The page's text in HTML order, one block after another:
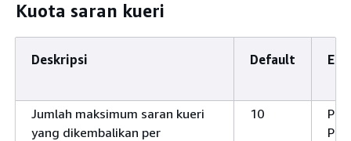
Kuota saran kueri
Deskripsi Default
Jumlah maksimum saran kueri
yang dikembalikan per
10